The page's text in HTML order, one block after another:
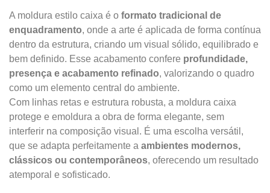
A moldura estilo caixa é o formato tradicional de
enquadramento, onde a arte é aplicada de forma contínua
dentro da estrutura, criando um visual sólido, equilibrado e
bem definido. Esse acabamento confere profundidade,
presença e acabamento refinado, valorizando o quadro
como um elemento central do ambiente.
Com linhas retas e estrutura robusta, a moldura caixa
protege e emoldura a obra de forma elegante, sem
interferir na composição visual. É uma escolha versátil,
que se adapta perfeitamente a ambientes modernos,
clássicos ou contemporâneos, oferecendo um resultado
atemporal e sofisticado.